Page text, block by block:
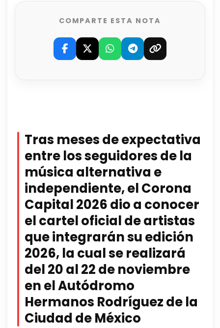
COMPARTE ESTA NOTA
Tras meses de expectativa
entre los seguidores de la
música alternativa e
independiente, el Corona
Capital 2026 dio a conocer
el cartel oficial de artistas
que integrarán su edición
2026, la cual se realizará
del 20 al 22 de noviembre
en el Autódromo
Hermanos Rodríguez de la
Ciudad de México